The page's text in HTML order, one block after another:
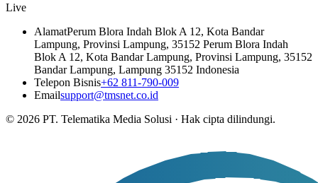
Live
AlamatPerum Blora Indah Blok A 12, Kota Bandar
Lampung, Provinsi Lampung, 35152 Perum Blora Indah
Blok A 12, Kota Bandar Lampung, Provinsi Lampung, 35152
Bandar Lampung, Lampung 35152 Indonesia
Telepon Bisnis+62 811-790-009
Emailsupport@tmsnet.co.id
© 2026 PT. Telematika Media Solusi · Hak cipta dilindungi.